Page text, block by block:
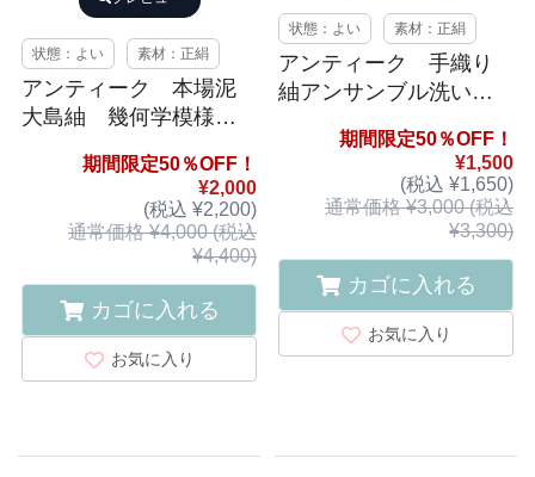
状態：よい 素材：正絹
アンティーク 本場泥
大島紬 幾何学模様織
マルキ)期間限定50％OFF！
¥2,000
(税込 ¥2,200)
通常価格 ¥4,000 (税込
¥4,400)
カゴに入れる
お気に入り
状態：よい 素材：正絹
アンティーク 手織り
紬アンサンブル洗い張
期間限定50％OFF！
¥1,500
(税込 ¥1,650)
通常価格 ¥3,000 (税込
¥3,300)
カゴに入れる
お気に入り